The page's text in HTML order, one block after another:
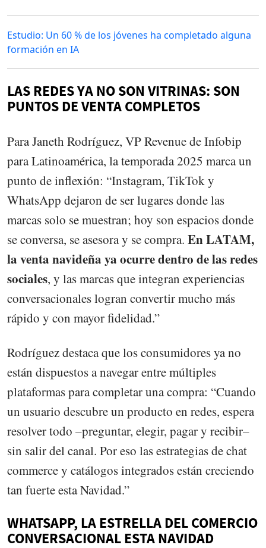
Estudio: Un 60 % de los jóvenes ha completado alguna
formación en IA
LAS REDES YA NO SON VITRINAS: SON
PUNTOS DE VENTA COMPLETOS
Para Janeth Rodríguez, VP Revenue de Infobip
para Latinoamérica, la temporada 2025 marca un
punto de inflexión: “Instagram, TikTok y
WhatsApp dejaron de ser lugares donde las
marcas solo se muestran; hoy son espacios donde
se conversa, se asesora y se compra. En LATAM,
la venta navideña ya ocurre dentro de las redes
sociales, y las marcas que integran experiencias
conversacionales logran convertir mucho más
rápido y con mayor fidelidad.”
Rodríguez destaca que los consumidores ya no
están dispuestos a navegar entre múltiples
plataformas para completar una compra: “Cuando
un usuario descubre un producto en redes, espera
resolver todo –preguntar, elegir, pagar y recibir–
sin salir del canal. Por eso las estrategias de chat
commerce y catálogos integrados están creciendo
tan fuerte esta Navidad.”
WHATSAPP, LA ESTRELLA DEL COMERCIO
CONVERSACIONAL ESTA NAVIDAD